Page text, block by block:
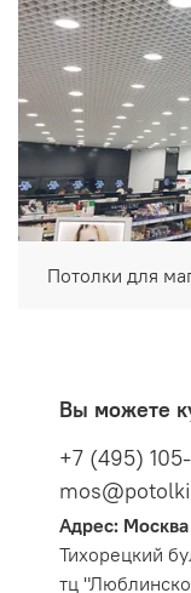
Потолки для
Вы можете
+7 (495)
Адрес:
Тихорецкий
тц